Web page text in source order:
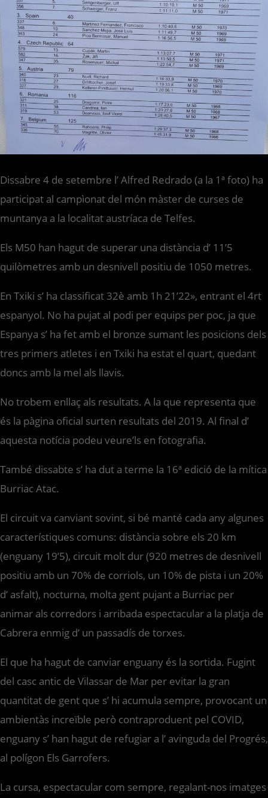
Dissabre 4 de setembre l’ Alfred Redrado (a la 1ª foto) ha
participat al campìonat del món màster de curses de
muntanya a la localitat austríaca de Telfes.
Els M50 han hagut de superar una distància d’ 11’5
quilòmetres amb un desnivell positiu de 1050 metres.
En Txiki s’ ha classificat 32è amb 1h 21’22», entrant el 4rt
espanyol. No ha pujat al podi per equips per poc, ja que
Espanya s’ ha fet amb el bronze sumant les posicions dels
tres primers atletes i en Txiki ha estat el quart, quedant
doncs amb la mel als llavis.
No trobem enllaç als resultats. A la que representa que
és la pàgina oficial surten resultats del 2019. Al final d’
aquesta notícia podeu veure’ls en fotografia.
També dissabte s’ ha dut a terme la 16ª edició de la mítica
Burriac Atac.
El circuit va canviant sovint, si bé manté cada any algunes
característiques comuns: distància sobre els 20 km
(enguany 19’5), circuit molt dur (920 metres de desnivell
positiu amb un 70% de corriols, un 10% de pista i un 20%
d’ asfalt), nocturna, molta gent pujant a Burriac per
animar als corredors i arribada espectacular a la platja de
Cabrera enmig d’ un passadís de torxes.
El que ha hagut de canviar enguany és la sortida. Fugint
del casc antic de Vilassar de Mar per evitar la gran
quantitat de gent que s’ hi acumula sempre, provocant un
ambientàs increïble però contraproduent pel COVID,
enguany s’ han hagut de refugiar a l’ avinguda del Progrés,
al polígon Els Garrofers.
La cursa, espectacular com sempre, regalant-nos imatges